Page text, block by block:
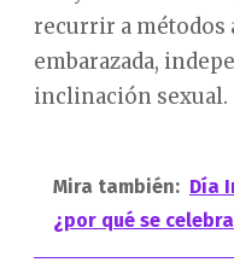
recurrir a métodos
embarazada,
inclinación sexual.
Mira también: Día
¿por qué se